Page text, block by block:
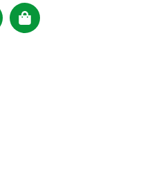
Shopping-
bag